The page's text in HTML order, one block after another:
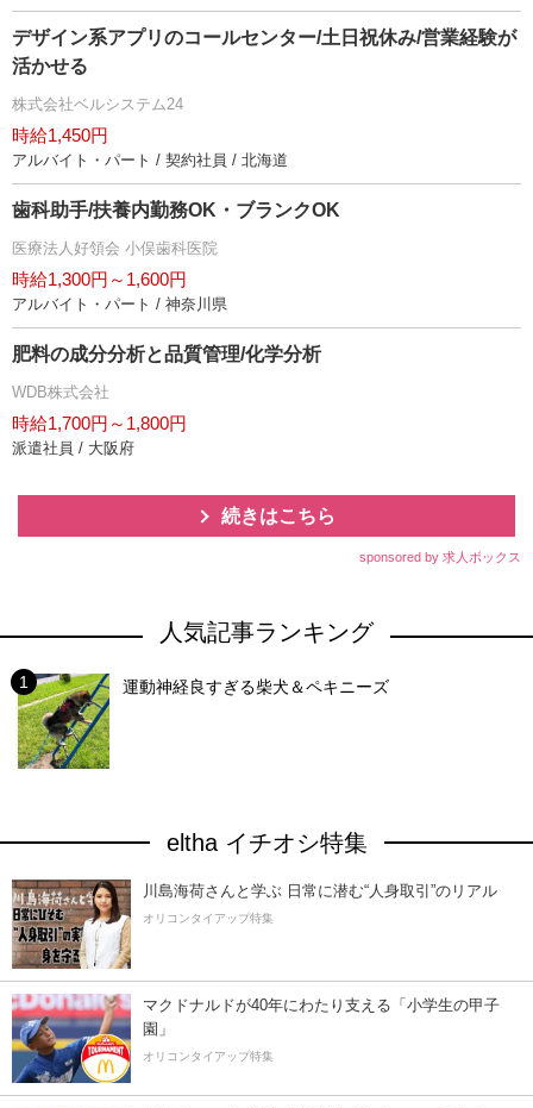
デザイン系アプリのコールセンター/土日祝休み/営業経験が
活かせる
株式会社ベルシステム24
時給1,450円
アルバイト・パート / 契約社員 / 北海道
歯科助手/扶養内勤務OK・ブランクOK
医療法人好領会 小俣歯科医院
時給1,300円～1,600円
アルバイト・パート / 神奈川県
肥料の成分分析と品質管理/化学分析
WDB株式会社
時給1,700円～1,800円
派遣社員 / 大阪府
続きはこちら
sponsored by 求人ボックス
人気記事ランキング
運動神経良すぎる柴犬＆ペキニーズ
eltha イチオシ特集
川島海荷さんと学ぶ 日常に潜む“人身取引”のリアル
オリコンタイアップ特集
マクドナルドが40年にわたり支える「小学生の甲子
園」
オリコンタイアップ特集